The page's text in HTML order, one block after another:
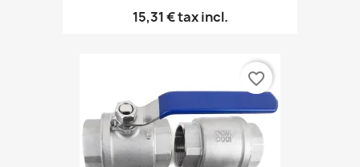
15,31 €tax incl.
favorite_border